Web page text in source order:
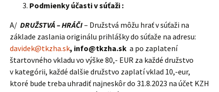
Podmienky účasti v súťaži :
A/ DRUŽSTVÁ – HRÁČI– Družstvá môžu hrať v súťaži na
základe zaslania originálu prihlášky do súťaže na adresu:
davidek@tkzha.sk, info@tkzha.sk a po zaplatení
štartovného vkladu vo výške 80,- EUR za každé družstvo
v kategórii, každé dalšie družstvo zaplatí vklad 10,-eur,
ktoré bude treba uhradiť najneskôr do 31.8.2023 na účet KZH